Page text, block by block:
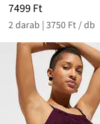
7499 Ft
2 darab | 3750 Ft / db